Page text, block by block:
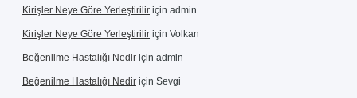
Kirişler Neye Göre Yerleştirilir için admin
Kirişler Neye Göre Yerleştirilir için Volkan
Beğenilme Hastalığı Nedir için admin
Beğenilme Hastalığı Nedir için Sevgi